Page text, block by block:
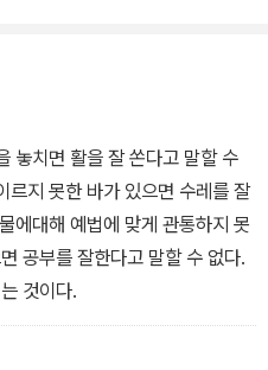
놓치면 활을 잘 쏜다고 말할 수
르지 못한 바가 있으면 수레를 잘
에대해 예법에 맞게 관통하지 못
공부를 잘한다고 말할 수 없다.
것이다.